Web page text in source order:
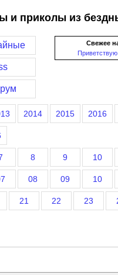
и приколы из
Свежее
2014 2015 2016
8 9 10
08 09 10
21 22 23